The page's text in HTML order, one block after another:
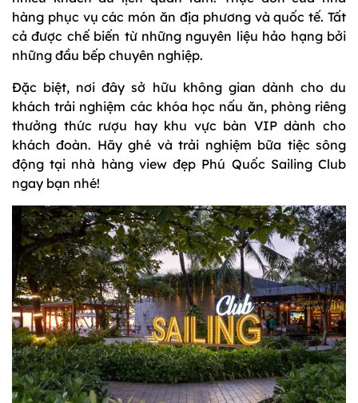
hàng phục vụ các món ăn địa phương và quốc tế. Tất
cả được chế biến từ những nguyên liệu hảo hạng bởi
những đầu bếp chuyên nghiệp.
Đặc biệt, nơi đây sở hữu không gian dành cho du
khách trải nghiệm các khóa học nấu ăn, phòng riêng
thưởng thức rượu hay khu vực bàn VIP dành cho
khách đoàn. Hãy ghé và trải nghiệm bữa tiệc sông
động tại nhà hàng view đẹp Phú Quốc Sailing Club
ngay bạn nhé!